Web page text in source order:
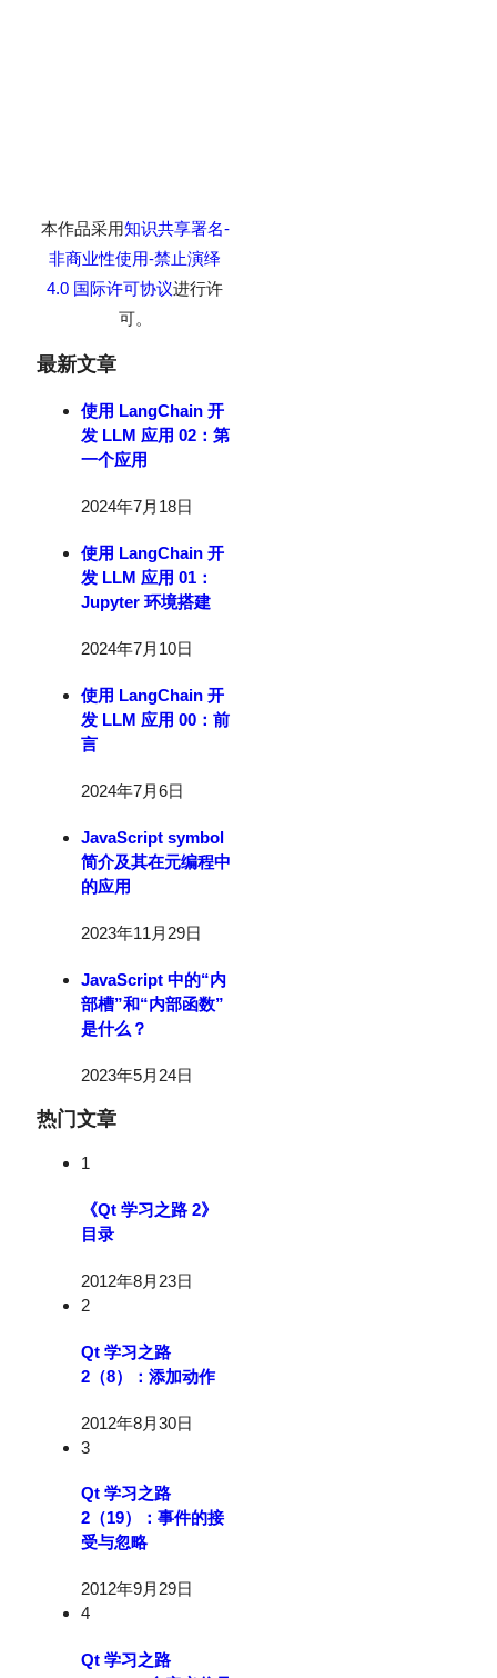
本作品采用知识共享署名-
非商业性使用-禁止演绎
4.0 国际许可协议进行许
可。
最新文章
使用 LangChain 开
发 LLM 应用 02：第
一个应用
2024年7月18日
使用 LangChain 开
发 LLM 应用 01：
Jupyter 环境搭建
2024年7月10日
使用 LangChain 开
发 LLM 应用 00：前
言
2024年7月6日
JavaScript symbol
简介及其在元编程中
的应用
2023年11月29日
JavaScript 中的“内
部槽”和“内部函数”
是什么？
2023年5月24日
热门文章
1
《Qt 学习之路 2》
目录
2012年8月23日
2
Qt 学习之路
2（8）：添加动作
2012年8月30日
3
Qt 学习之路
2（19）：事件的接
受与忽略
2012年9月29日
4
Qt 学习之路